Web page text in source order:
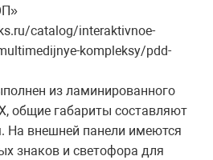
catalog/interaktivnoe-
kompleksy/pdd-
из ламинированного
общие габариты составляют
На внешней панели имеются
знаков и светофора для